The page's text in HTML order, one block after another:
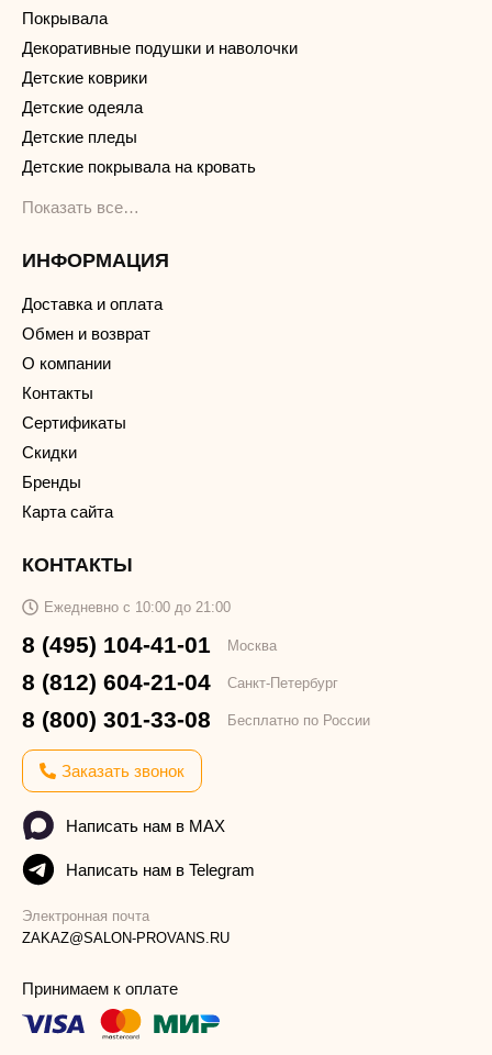
Покрывала
Декоративные подушки и наволочки
Детские коврики
Детские одеяла
Детские пледы
Детские покрывала на кровать
Показать все…
ИНФОРМАЦИЯ
Доставка и оплата
Обмен и возврат
О компании
Контакты
Сертификаты
Скидки
Бренды
Карта сайта
КОНТАКТЫ
Ежедневно с 10:00 до 21:00
8 (495) 104-41-01 Москва
8 (812) 604-21-04 Санкт-Петербург
8 (800) 301-33-08 Бесплатно по России
Заказать звонок
Написать нам в MAX
Написать нам в Telegram
Электронная почта
ZAKAZ@SALON-PROVANS.RU
Принимаем к оплате